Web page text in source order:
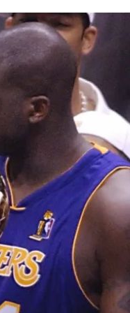
וזוכים בפרסים
פעילות אלקטרה
ספורט 1 – "מרלן"
פרטיות
ספורט 1
פומבית לבית עסק
הערוצים